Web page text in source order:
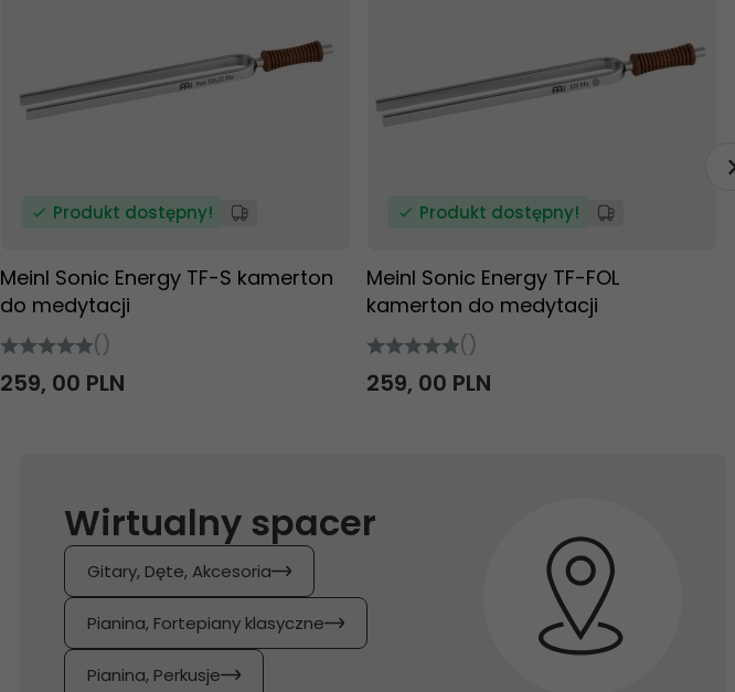
Produkt dostępny!
Meinl Sonic Energy TF-S kamerton
do medytacji
()
259, 00 PLN
Produkt dostępny!
Meinl Sonic Energy TF-FOL
kamerton do medytacji
()
259, 00 PLN
Wirtualny spacer
Gitary, Dęte, Akcesoria
Pianina, Fortepiany klasyczne
Pianina, Perkusje